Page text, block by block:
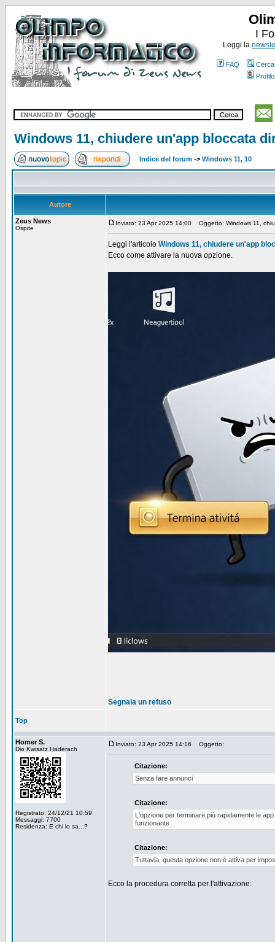
I
Leggi la
FAQ
Cerca
Profilo
Windows 11, chiudere un'app bloccata
Indice del forum -> Windows 11, 10
Autore
Zeus News
Ospite
Inviato: 23 Apr 2025 14:00 Oggetto: Windows 11,
Leggi l'articolo Windows 11, chiudere un'app
Ecco come attivare la nuova opzione.
Segnala un refuso
Top
Homer S.
Dio Kwisatz Haderach
Registrato: 24/12/21 10:59
Messaggi: 7700
Residenza: E chi lo sa...?
Inviato: 23 Apr 2025 14:16 Oggetto:
Citazione:
Senza fare annunci
Citazione:
L'opzione per terminare più rapidamente le
funzionante
Citazione:
Tuttavia, questa opzione non è attiva per
Ecco la procedura corretta per l'attivazione: